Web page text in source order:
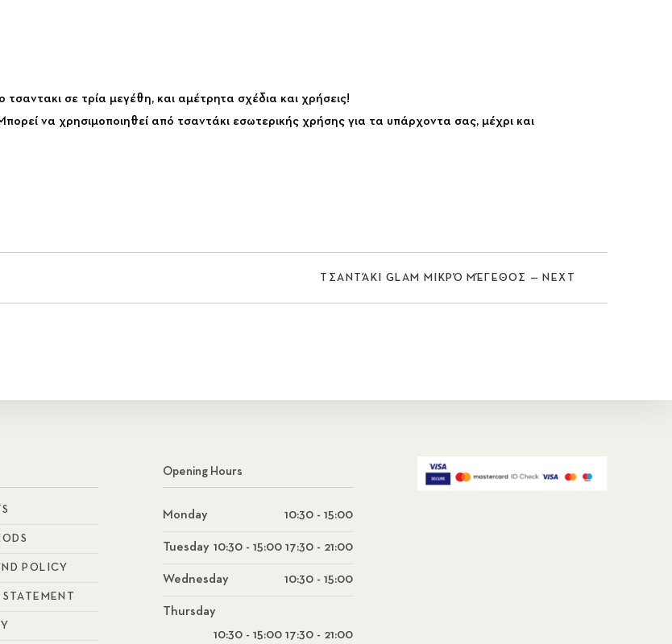
σε τρία μεγέθη, και αμέτρητα σχέδια και χρήσεις!
να χρησιμοποιηθεί από τσαντάκι εσωτερικής χρήσης για τα υπάρχοντα σας, μέχρι και
ΤΣΑΝΤΆΚΙ GLAM ΜΙΚΡΌ ΜΈΓΕΘΟΣ — NEXT
POLICY
Opening Hours
Monday 10:30 - 15:00
Tuesday 10:30 - 15:00 17:30 - 21:00
Wednesday 10:30 - 15:00
Thursday
10:30 - 15:00 17:30 - 21:00